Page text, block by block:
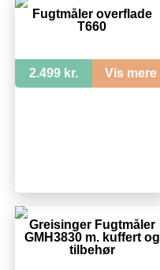
Fugtmåler overflade
T660
2.499 kr. Vis mere
Greisinger Fugtmåler
GMH3830 m. kuffert og
tilbehør